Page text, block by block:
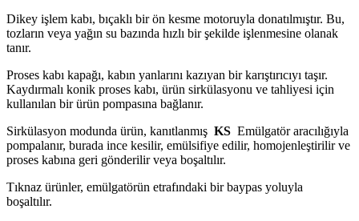
Dikey işlem kabı, bıçaklı bir ön kesme motoruyla donatılmıştır. Bu,
tozların veya yağın su bazında hızlı bir şekilde işlenmesine olanak
tanır.
Proses kabı kapağı, kabın yanlarını kazıyan bir karıştırıcıyı taşır.
Kaydırmalı konik proses kabı, ürün sirkülasyonu ve tahliyesi için
kullanılan bir ürün pompasına bağlanır.
Sirkülasyon modunda ürün, kanıtlanmış KS Emülgatör aracılığıyla
pompalanır, burada ince kesilir, emülsifiye edilir, homojenleştirilir ve
proses kabına geri gönderilir veya boşaltılır.
Tıknaz ürünler, emülgatörün etrafındaki bir baypas yoluyla
boşaltılır.